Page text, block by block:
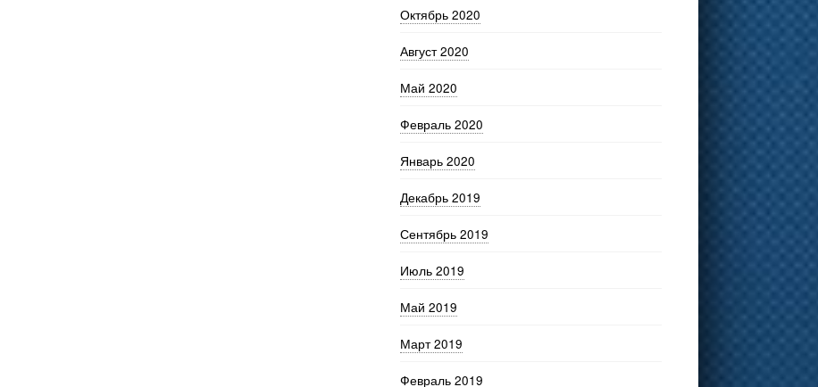
Октябрь 2020
Август 2020
Май 2020
Февраль 2020
Январь 2020
Декабрь 2019
Сентябрь 2019
Июль 2019
Май 2019
Март 2019
Февраль 2019